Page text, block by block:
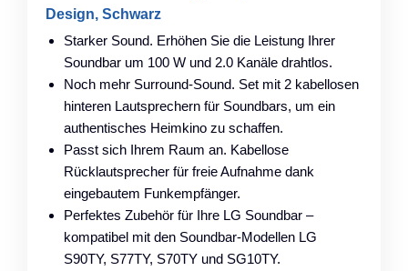
Design, Schwarz
Starker Sound. Erhöhen Sie die Leistung Ihrer
Soundbar um 100 W und 2.0 Kanäle drahtlos.
Noch mehr Surround-Sound. Set mit 2 kabellosen
hinteren Lautsprechern für Soundbars, um ein
authentisches Heimkino zu schaffen.
Passt sich Ihrem Raum an. Kabellose
Rücklautsprecher für freie Aufnahme dank
eingebautem Funkempfänger.
Perfektes Zubehör für Ihre LG Soundbar –
kompatibel mit den Soundbar-Modellen LG
S90TY, S77TY, S70TY und SG10TY.